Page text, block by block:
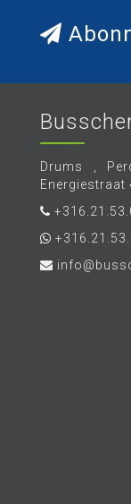
Drums ,
Energiestraat